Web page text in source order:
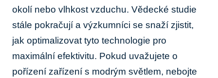
okolí nebo vlhkost vzduchu. Vědecké studie
stále pokračují a výzkumníci se snaží zjistit,
jak optimalizovat tyto technologie pro
maximální efektivitu. Pokud uvažujete o
pořízení zařízení s modrým světlem, nebojte